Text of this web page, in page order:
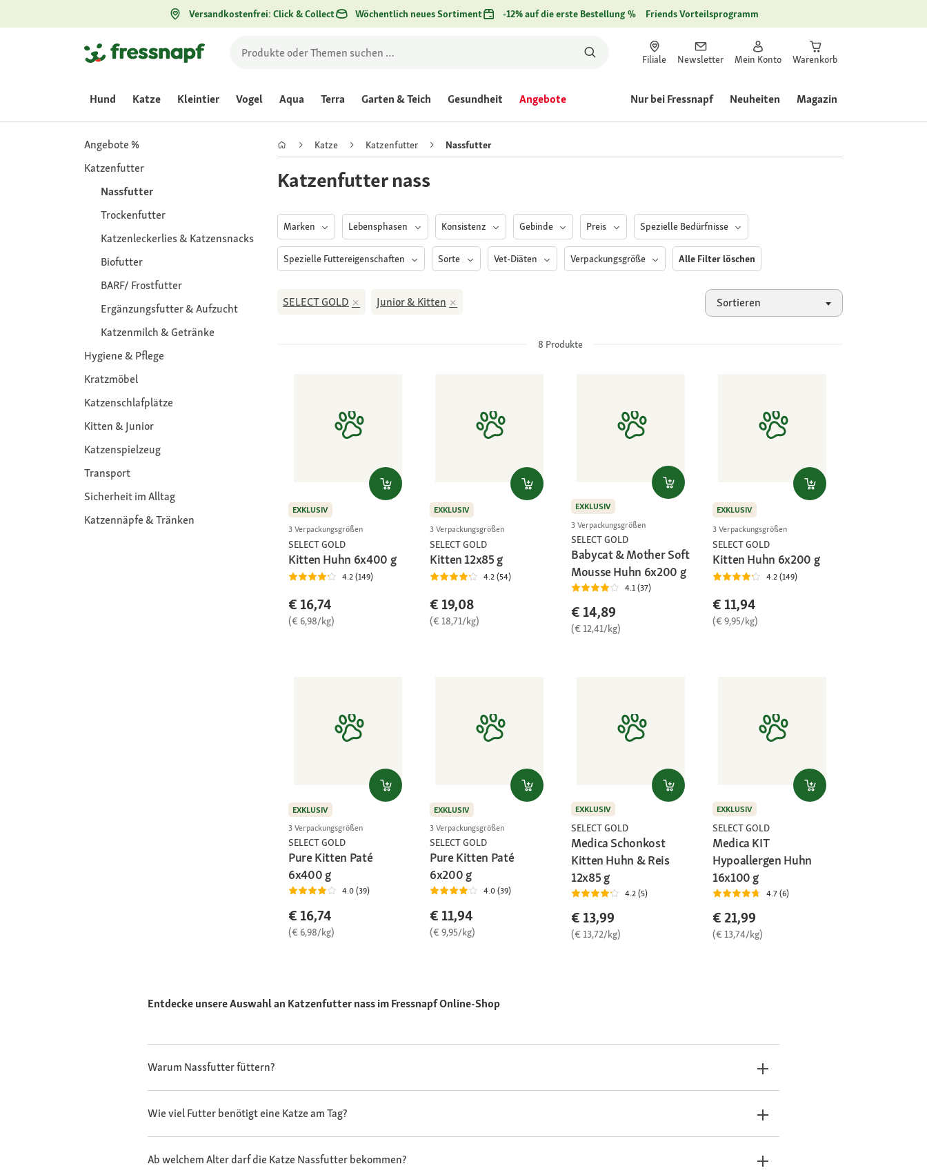
Versandkostenfrei: Click & Collect Wöchentlich neues Sortiment -12% auf die erste Bestellung Friends Vorteilsprogramm
Filiale Newsletter Mein Konto Warenkorb
Hund Katze Kleintier Vogel Aqua Terra Garten & Teich Gesundheit Angebote Nur bei Fressnapf Neuheiten Magazin
Angebote %
Katzenfutter
Nassfutter
Trockenfutter
Katzenleckerlies & Katzensnacks
Biofutter
BARF/ Frostfutter
Ergänzungsfutter & Aufzucht
Katzenmilch & Getränke
Hygiene & Pflege
Kratzmöbel
Katzenschlafplätze
Kitten & Junior
Katzenspielzeug
Transport
Sicherheit im Alltag
Katzennäpfe & Tränken
Katze Katzenfutter Nassfutter
Katzenfutter nass
Marken Lebensphasen Konsistenz Gebinde Preis Spezielle Bedürfnisse
Spezielle Futtereigenschaften Sorte Vet-Diäten Verpackungsgröße Alle Filter löschen
Sortieren
SELECT GOLD Junior & Kitten
8 Produkte
EXKLUSIV
3 Verpackungsgrößen
SELECT GOLD
Kitten Huhn 6x400 g
4.2 (149)
€ 16,74
(€ 6,98/kg)
EXKLUSIV
3 Verpackungsgrößen
SELECT GOLD
Kitten 12x85 g
4.2 (54)
€ 19,08
(€ 18,71/kg)
EXKLUSIV
3 Verpackungsgrößen
SELECT GOLD
Babycat & Mother Soft
Mousse Huhn 6x200 g
4.1 (37)
€ 14,89
(€ 12,41/kg)
EXKLUSIV
3 Verpackungsgrößen
SELECT GOLD
Kitten Huhn 6x200 g
4.2 (149)
€ 11,94
(€ 9,95/kg)
EXKLUSIV
3 Verpackungsgrößen
SELECT GOLD
Pure Kitten Paté
6x400 g
4.0 (39)
€ 16,74
(€ 6,98/kg)
EXKLUSIV
3 Verpackungsgrößen
SELECT GOLD
Pure Kitten Paté
6x200 g
4.0 (39)
€ 11,94
(€ 9,95/kg)
EXKLUSIV
SELECT GOLD
Medica Schonkost
Kitten Huhn & Reis
12x85 g
4.2 (5)
€ 13,99
(€ 13,72/kg)
EXKLUSIV
SELECT GOLD
Medica KIT
Hypoallergen Huhn
16x100 g
4.7 (6)
€ 21,99
(€ 13,74/kg)
Entdecke unsere Auswahl an Katzenfutter nass im Fressnapf Online-Shop
Warum Nassfutter füttern?
Wie viel Futter benötigt eine Katze am Tag?
Ab welchem Alter darf die Katze Nassfutter bekommen?